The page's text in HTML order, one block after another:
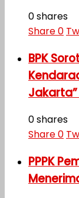
0 shares
Share0
BPK
Jakarta”
0 shares
Share0
PPPK